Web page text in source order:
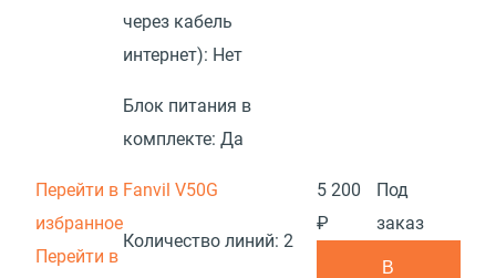
через кабель
интернет): Нет
Блок питания в
комплекте: Да
Перейти в
избранное
Перейти в
Fanvil V50G
Количество линий: 2
5 200
₽
Под
заказ
В